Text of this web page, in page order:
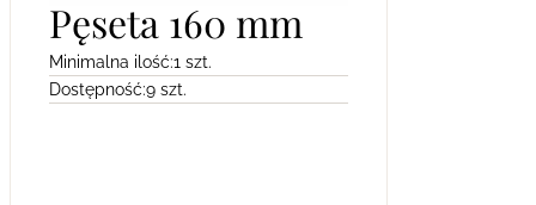
Pęseta 160 mm
Minimalna ilość:1 szt.
Dostępność:9 szt.